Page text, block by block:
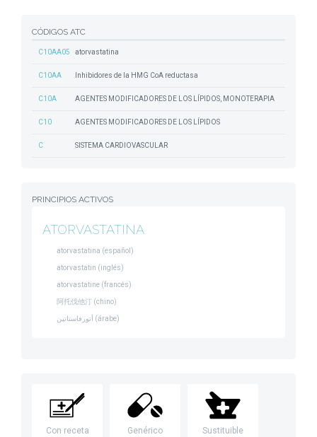
CÓDIGOS ATC
C10AA05 atorvastatina
C10AA Inhibidores de la HMG CoA reductasa
C10A AGENTES MODIFICADORES DE LOS LÍPIDOS, MONOTERAPIA
C10 AGENTES MODIFICADORES DE LOS LÍPIDOS
C SISTEMA CARDIOVASCULAR
PRINCIPIOS ACTIVOS
ATORVASTATINA
atorvastatina (español)
atorvastatin (inglés)
atorvastatine (francés)
阿托伐他汀 (chino)
أتورفاستاتين (árabe)
Con receta Genérico Sustituible